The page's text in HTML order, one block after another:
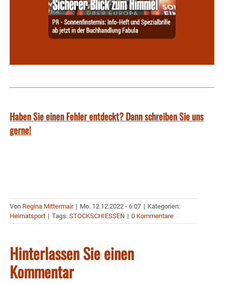
Haben Sie einen Fehler entdeckt? Dann schreiben Sie uns
gerne!
Von Regina Mittermair | Mo. 12.12.2022 - 6:07 | Kategorien:
Heimatsport | Tags: STOCKSCHIESSEN | 0 Kommentare
Hinterlassen Sie einen
Kommentar